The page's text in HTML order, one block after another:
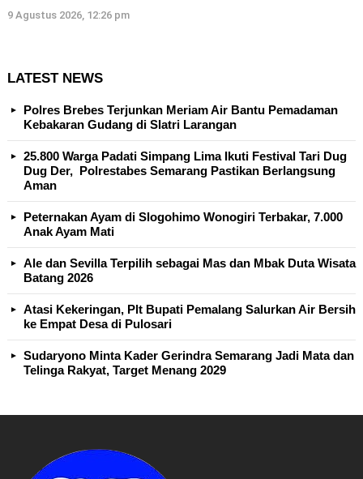
9 Agustus 2026, 12:26 pm
LATEST NEWS
Polres Brebes Terjunkan Meriam Air Bantu Pemadaman
Kebakaran Gudang di Slatri Larangan
25.800 Warga Padati Simpang Lima Ikuti Festival Tari Dug
Dug Der, Polrestabes Semarang Pastikan Berlangsung
Aman
Peternakan Ayam di Slogohimo Wonogiri Terbakar, 7.000
Anak Ayam Mati
Ale dan Sevilla Terpilih sebagai Mas dan Mbak Duta Wisata
Batang 2026
Atasi Kekeringan, Plt Bupati Pemalang Salurkan Air Bersih
ke Empat Desa di Pulosari
Sudaryono Minta Kader Gerindra Semarang Jadi Mata dan
Telinga Rakyat, Target Menang 2029